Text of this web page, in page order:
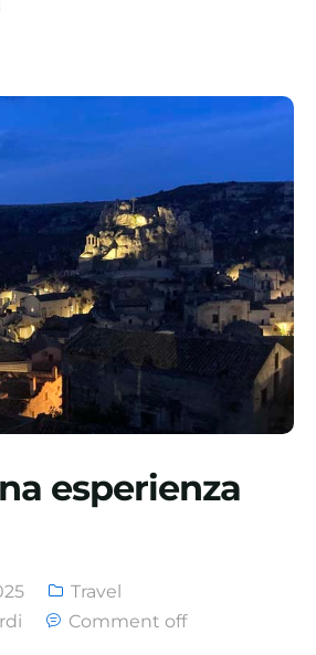
esperienza
Travel
Comment off